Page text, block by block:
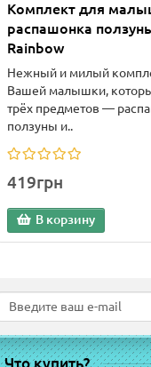
Комплект для
распашонка
Rainbow
Нежный и милый
Вашей малышки,
трёх предметов —
ползуны и..
419грн
В корзину
Что купить?